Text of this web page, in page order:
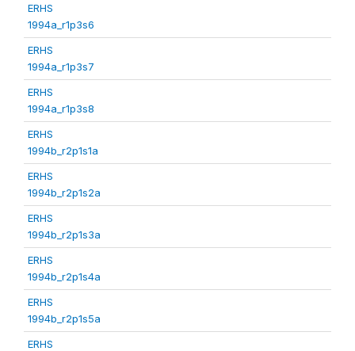
ERHS
1994a_r1p3s6
ERHS
1994a_r1p3s7
ERHS
1994a_r1p3s8
ERHS
1994b_r2p1s1a
ERHS
1994b_r2p1s2a
ERHS
1994b_r2p1s3a
ERHS
1994b_r2p1s4a
ERHS
1994b_r2p1s5a
ERHS